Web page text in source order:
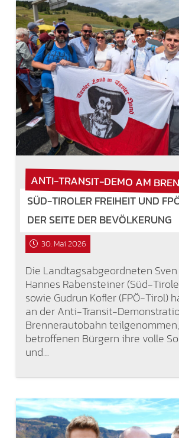
ANTI-TRANSIT-DEMO AM
SÜD-TIROLER FREIHEIT UND
DER SEITE DER BEVÖLKERUNG
30. Mai 2026
Die Landtagsabgeordneten
Hannes Rabensteiner (Süd-
sowie Gudrun Kofler (FPÖ-Tirol)
an der Anti-Transit-
Brennerautobahn
betroffenen Bürgern ihre volle
und…